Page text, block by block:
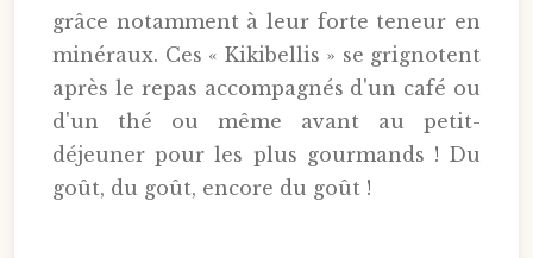
grâce notamment à leur forte teneur en
minéraux. Ces « Kikibellis » se grignotent
après le repas accompagnés d'un café ou
d'un thé ou même avant au petit-
déjeuner pour les plus gourmands ! Du
goût, du goût, encore du goût !